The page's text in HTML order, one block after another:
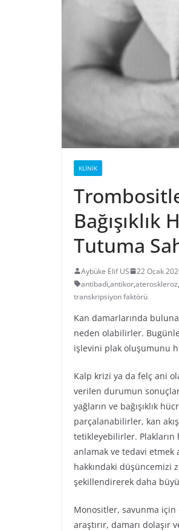
KLINIK
Tutuma
Aybüke Elif US 22 Ocak
antibadi,antikor,ateroskleroz,
transkripsiyon faktörü
Kan damarlarında
neden olabilirler.
işlevini plak oluşumunu
Kalp krizi ya da felç ani
verilen durumun
yağların ve bağışıklık
parçalanabilirler, kan
tetikleyebilirler. Plakların
anlamak ve tedavi etmek
hakkındaki düşüncemizi
şekillendirerek daha
Monositler, savunma için
araştırır, damarı